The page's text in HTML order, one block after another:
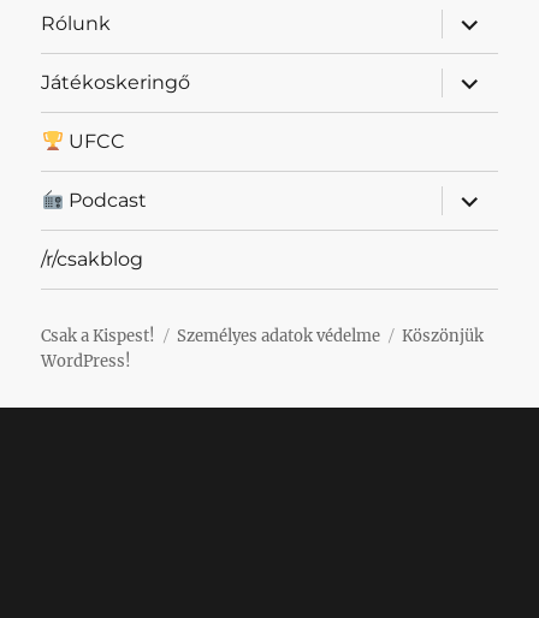
Rólunk
almenü
Játékoskeringő
almenü
UFCC
Podcast
almenü
/r/csakblog
Csak a Kispest! Személyes adatok védelme
Köszönjük
WordPress!